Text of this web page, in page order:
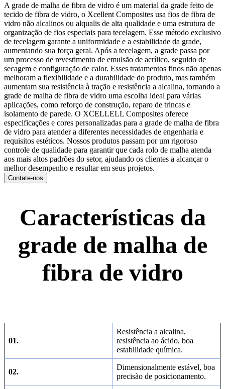
A grade de malha de fibra de vidro é um material da grade feito de
tecido de fibra de vidro, o Xcellent Composites usa fios de fibra de
vidro não alcalinos ou alqualis de alta qualidade e uma estrutura de
organização de fios especiais para tecelagem. Esse método exclusivo
de tecelagem garante a uniformidade e a estabilidade da grade,
aumentando sua força geral. Após a tecelagem, a grade passa por
um processo de revestimento de emulsão de acrílico, seguido de
secagem e configuração de calor. Esses tratamentos finos não apenas
melhoram a flexibilidade e a durabilidade do produto, mas também
aumentam sua resistência à tração e resistência a alcalina, tornando a
grade de malha de fibra de vidro uma escolha ideal para várias
aplicações, como reforço de construção, reparo de trincas e
isolamento de parede. O XCELLELL Composites oferece
especificações e cores personalizadas para a grade de malha de fibra
de vidro para atender a diferentes necessidades de engenharia e
requisitos estéticos. Nossos produtos passam por um rigoroso
controle de qualidade para garantir que cada rolo de malha atenda
aos mais altos padrões do setor, ajudando os clientes a alcançar o
melhor desempenho e resultar em seus projetos.
Contate-nos
Características da
grade de malha de
fibra de vidro
01.
Resistência a alcalina,
resistência ao ácido, boa
estabilidade química.
02.
Dimensionalmente estável, boa
precisão de posicionamento.